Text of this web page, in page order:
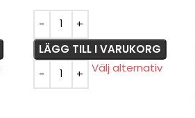
LÄGG TILL I VARUKORG
Välj alternativ